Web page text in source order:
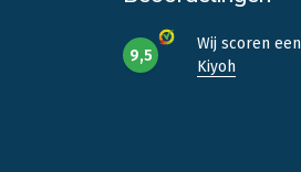
9,5
Wij scoren een
Kiyoh